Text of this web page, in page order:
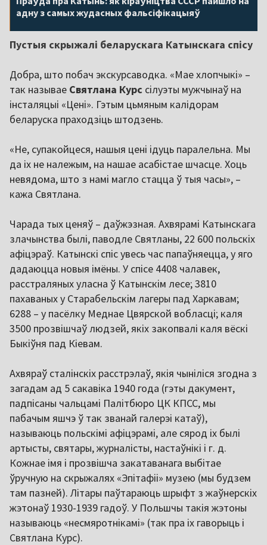
адну з самых жудасных фальсіфікацыяў
Пустыя скрыжалі беларускага Катынскага спісу
Добра, што побач экскурсаводка. «Мае хлопчыкі» –
так называе Святлана Курс сілуэты мужчынаў на
інсталяцыі «Цені». Гэтым цьмяным калідорам
беларуска праходзіць штодзень.
«Не, супакойцеся, нашыя цені ідуць паралельна. Мы
да іх не належым, на нашае асабістае шчасце. Хоць
невядома, што з намі магло стацца ў тыя часы», –
кажа Святлана.
Чарада тых ценяў – даўжэзная. Ахвярамі Катынскага
злачынства былі, паводле Святланы, 22 600 польскіх
афіцэраў. Катынскі спіс увесь час папаўняецца, у яго
дадаюцца новыя імёны. У спісе 4408 чалавек,
расстраляных уласна ў Катынскім лесе; 3810
пахаваных у Старабельскім лагеры пад Харкавам;
6288 – у пасёлку Меднае Цвярской вобласці; каля
3500 прозвішчаў людзей, якіх закопвалі каля вёскі
Быкіўня пад Кіевам.
Ахвяраў сталінскіх расстрэлаў, якія чыніліся згодна з
загадам ад 5 сакавіка 1940 года (гэты дакумент,
падпісаны чальцамі Палітбюро ЦК КПСС, мы
пабачым яшчэ ў так званай галерэі катаў),
называюць польскімі афіцэрамі, але сярод іх былі
артысты, святары, журналісты, настаўнікі і г. д.
Кожнае імя і прозвішча закатаванага выбітае
ўручную на скрыжалях «Эпітафіі» музею (мы будзем
там пазней). Літары паўтараюць шрыфт з жаўнерскіх
жэтонаў 1930-1939 гадоў. У Польшчы такія жэтоны
называюць «несмяротнікамі» (так пра іх гаворыць і
Святлана Курс).